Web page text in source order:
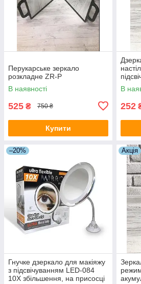
Перукарське зеркало
розкладне ZR-P
В наявності
525 ₴ 750 ₴
Купити
В
252
–20%
Гнучке дзеркало для макіяжу
з підсвічуванням LED-084
10X збільшення, на присосці
Акція